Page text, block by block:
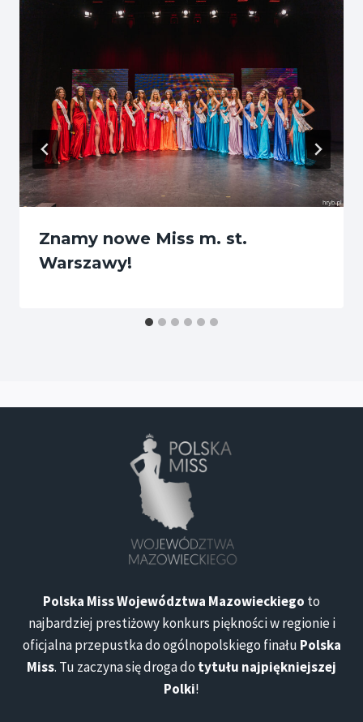
Znamy nowe Miss m. st.
Warszawy!
Polska Miss Województwa Mazowieckiego to
najbardziej prestiżowy konkurs piękności w regionie i
oficjalna przepustka do ogólnopolskiego finału Polska
Miss. Tu zaczyna się droga do tytułu najpiękniejszej
Polki!